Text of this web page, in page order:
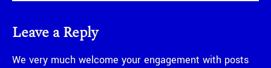
Leave a Reply
We very much welcome your engagement with posts